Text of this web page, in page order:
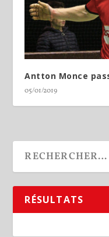
Antton Monce
05/01/2019
RÉSULTATS